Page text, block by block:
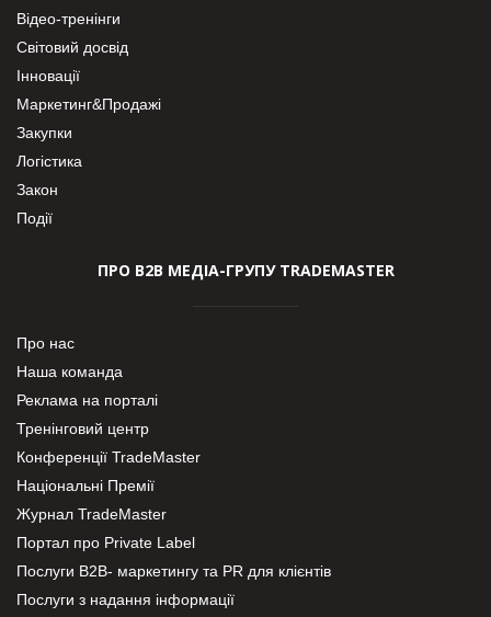
Відео-тренінги
Світовий досвід
Інновації
Маркетинг&Продажі
Закупки
Логістика
Закон
Події
ПРО В2В МЕДІА-ГРУПУ TRADEMASTER
Про нас
Наша команда
Реклама на порталі
Тренінговий центр
Конференції TradeMaster
Національні Премії
Журнал TradeMaster
Портал про Private Label
Послуги В2В- маркетингу та PR для клієнтів
Послуги з надання інформації